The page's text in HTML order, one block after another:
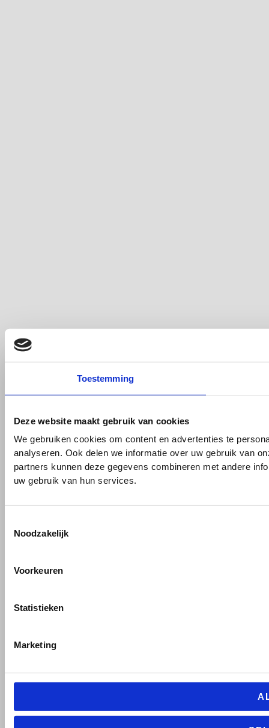
Toestemming
Deze website maakt gebruik van cookies
We gebruiken cookies om content en advertenties te
analyseren. Ook delen we informatie over uw gebruik van
partners kunnen deze gegevens combineren met andere
uw gebruik van hun services.
Noodzakelijk
Voorkeuren
Statistieken
Marketing